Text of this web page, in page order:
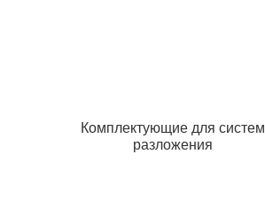
Комплектующие для систем
разложения